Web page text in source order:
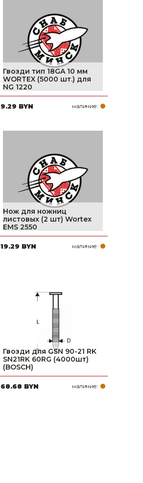
Гвозди тип 18GA 10 мм
WORTEX (5000 шт.) для
NG 1220
9.29 BYN наличие:
Нож для ножниц
листовых (2 шт) Wortex
EMS 2550
19.29 BYN наличие:
Гвозди для GSN 90-21 RK
SN21RK 60RG (4000шт)
(BOSCH)
68.68 BYN наличие: